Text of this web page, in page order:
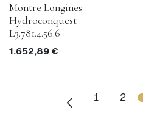
Montre Longines
Hydroconquest
L3.781.4.56.6
1.652,89 €
1 2